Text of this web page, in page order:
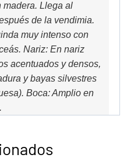
madera. Llega al
de la vendimia.
muy intenso con
Nariz: En nariz
acentuados y densos,
y bayas silvestres
Boca: Amplio en